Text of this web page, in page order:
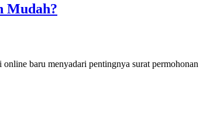
Mudah?
baru menyadari pentingnya surat permohonan